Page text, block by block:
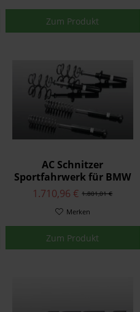
Zum Produkt
AC Schnitzer
Sportfahrwerk für BMW
4er F32 Coupé mit xDrive
1.801,01 €
1.710,96 €
Merken
Zum Produkt